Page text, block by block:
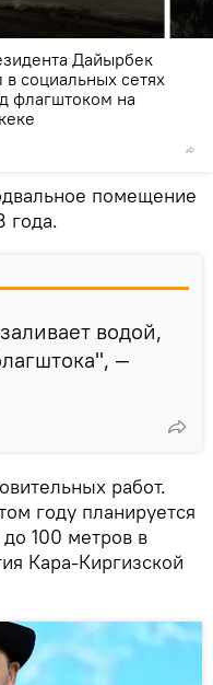
Дайырбек
социальных сетях
флагштоком на
помещение
года.
водой,
—
работ.
году планируется
100 метров в
Кара-Киргизской